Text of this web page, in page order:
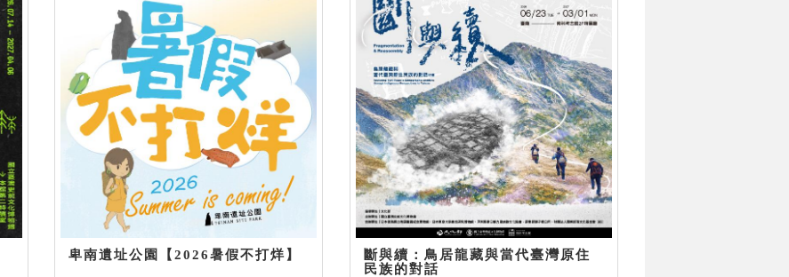
卑南遺址公園【2026暑假不打烊】
斷與續：鳥居龍藏與當代臺灣原住
民族的對話